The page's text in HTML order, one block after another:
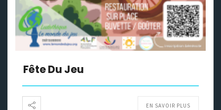
Fête Du Jeu
EN SAVOIR PLUS